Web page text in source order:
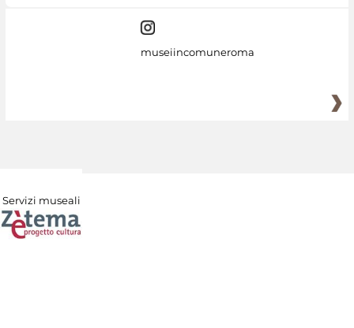
museiincomuneroma
Servizi museali